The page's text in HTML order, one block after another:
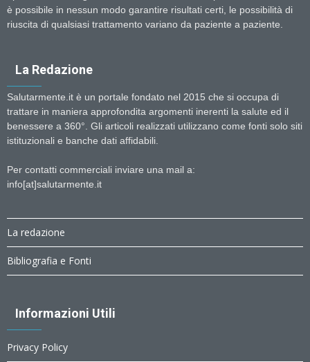
è possibile in nessun modo garantire risultati certi, le possibilità di
riuscita di qualsiasi trattamento variano da paziente a paziente.
La Redazione
Salutarmente.it è un portale fondato nel 2015 che si occupa di
trattare in maniera approfondita argomenti inerenti la salute ed il
benessere a 360°. Gli articoli realizzati utilizzano come fonti solo siti
istituzionali e banche dati affidabili.
Per contatti commerciali inviare una mail a:
info[at]salutarmente.it
La redazione
Bibliografia e Fonti
Informazioni Utili
Privacy Policy